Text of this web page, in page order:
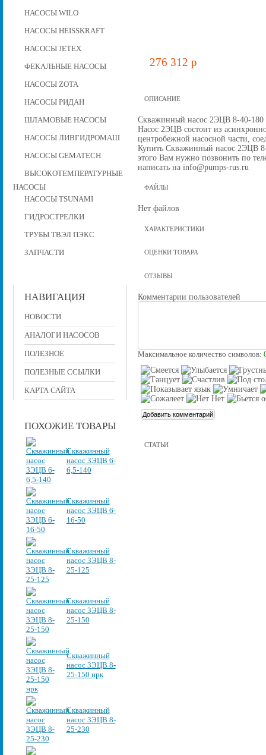
НАСОСЫ WILO
НАСОСЫ HEISSKRAFT
НАСОСЫ JETEX
ФЕКАЛЬНЫЕ НАСОСЫ
НАСОСЫ ZOTA
НАСОСЫ РИДАН
ШЛАМОВЫЕ НАСОСЫ
НАСОСЫ ЛИВГИДРОМАШ
НАСОСЫ GEMATECH
ВЫСОКОТЕМПЕРАТУРНЫЕ
НАСОСЫ
НАСОСЫ TSUNAMI
ГИДРОСТРЕЛКИ
ТРУБЫ ТВЭЛ ПЭКС
ЗАПЧАСТИ
НАВИГАЦИЯ
НОВОСТИ
АНАЛОГИ НАСОСОВ
ПОЛЕЗНОЕ
ПОЛЕЗНЫЕ ССЫЛКИ
КАРТА САЙТА
ПОХОЖИЕ ТОВАРЫ
Скважинный
насос 3ЭЦВ 6-
6,5-140
Скважинный
насос 3ЭЦВ 6-
16-50
Скважинный
насос 3ЭЦВ 8-
25-125
Скважинный
насос 3ЭЦВ 8-
25-150
Скважинный
насос 3ЭЦВ 8-
25-150 нрк
Скважинный
насос 3ЭЦВ 8-
25-230
276 312 p
ОПИСАНИЕ
Скважинный насос 2ЭЦВ 8-40-180
Насос 2ЭЦВ состоит из
центробежной наcосной части,
Купить Скважинный насос 2ЭЦВ
этого Вам нужно позвонить по
написать на info@pumps-rus.ru
ФАЙЛЫ
Нет файлов
ХАРАКТЕРИСТИКИ
ОЦЕНКИ ТОВАРА
ОТЗЫВЫ
Комментарии пользователей
Максимальное количество символов:
СТАТЬИ